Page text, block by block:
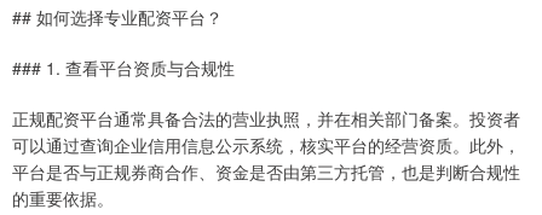
## 如何选择专业配资平台？
### 1. 查看平台资质与合规性
正规配资平台通常具备合法的营业执照，并在相关部门备案。投资者
可以通过查询企业信用信息公示系统，核实平台的经营资质。此外，
平台是否与正规券商合作、资金是否由第三方托管，也是判断合规性
的重要依据。